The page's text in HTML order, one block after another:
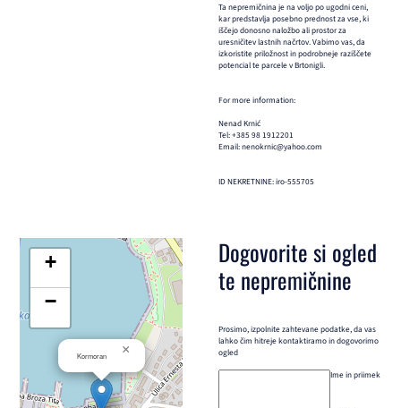
Ta nepremičnina je na voljo po ugodni ceni,
kar predstavlja posebno prednost za vse, ki
iščejo donosno naložbo ali prostor za
uresničitev lastnih načrtov. Vabimo vas, da
izkoristite priložnost in podrobneje raziščete
potencial te parcele v Brtonigli.
For more information:
Nenad Krnić
Tel: +385 98 1912201
Email: nenokrnic@yahoo.com
ID NEKRETNINE: iro-555705
Kormoran ×
+
−
Dogovorite si ogled
te nepremičnine
Prosimo, izpolnite zahtevane podatke, da vas
lahko čim hitreje kontaktiramo in dogovorimo
ogled
Ime in priimek